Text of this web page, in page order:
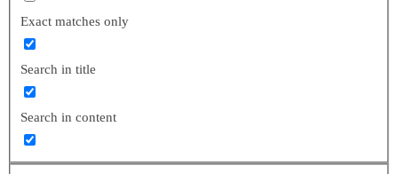
Exact matches only
Search in title
Search in content